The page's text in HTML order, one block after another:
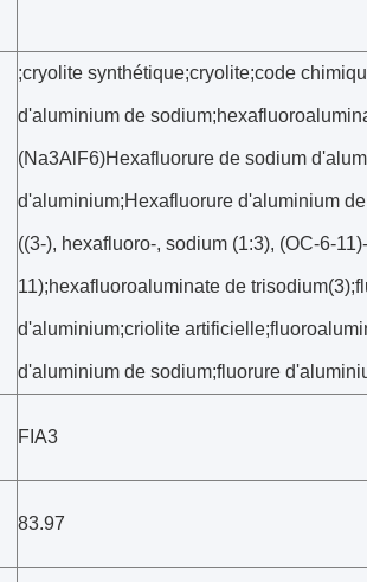
;cryolite synthétique;cryolite;code
d'aluminium de
(Na3AlF6)Hexafluorure de sodium
d'aluminium;Hexafluorure d'aluminium
((3-), hexafluoro-, sodium (1:3), (OC-6-
11);hexafluoroaluminate de
d'aluminium;criolite
d'aluminium de sodium;fluorure
FIA3
83.97